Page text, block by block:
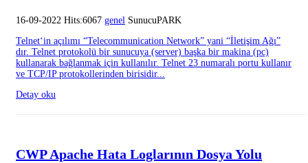
16-09-2022 Hits:6067 genel SunucuPARK
Telnet‘in açılımı “Telecommunication Network” yani “İletişim Ağı”
dır. Telnet protokolü bir sunucuya (server) başka bir makina (pc)
kullanarak bağlanmak için kullanılır. Telnet 23 numaralı portu kullanır
ve TCP/IP protokollerinden birisidir...
Detay oku
CWP Apache Hata Loglarının Dosya Yolu